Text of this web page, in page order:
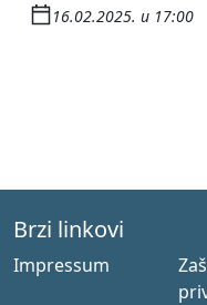
16.02.2025. u 17:00
Brzi linkovi
Impressum